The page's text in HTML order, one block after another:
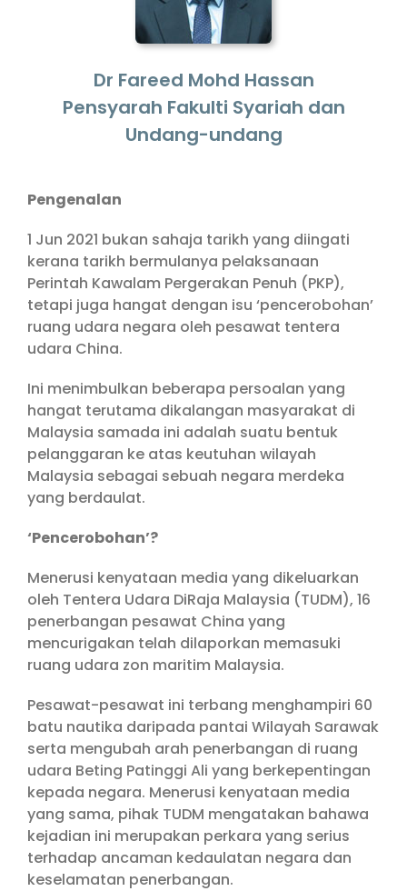
Dr Fareed Mohd Hassan
Pensyarah Fakulti Syariah dan
Undang-undang
Pengenalan
1 Jun 2021 bukan sahaja tarikh yang diingati
kerana tarikh bermulanya pelaksanaan
Perintah Kawalam Pergerakan Penuh (PKP),
tetapi juga hangat dengan isu ‘pencerobohan’
ruang udara negara oleh pesawat tentera
udara China.
Ini menimbulkan beberapa persoalan yang
hangat terutama dikalangan masyarakat di
Malaysia samada ini adalah suatu bentuk
pelanggaran ke atas keutuhan wilayah
Malaysia sebagai sebuah negara merdeka
yang berdaulat.
‘Pencerobohan’?
Menerusi kenyataan media yang dikeluarkan
oleh Tentera Udara DiRaja Malaysia (TUDM), 16
penerbangan pesawat China yang
mencurigakan telah dilaporkan memasuki
ruang udara zon maritim Malaysia.
Pesawat-pesawat ini terbang menghampiri 60
batu nautika daripada pantai Wilayah Sarawak
serta mengubah arah penerbangan di ruang
udara Beting Patinggi Ali yang berkepentingan
kepada negara. Menerusi kenyataan media
yang sama, pihak TUDM mengatakan bahawa
kejadian ini merupakan perkara yang serius
terhadap ancaman kedaulatan negara dan
keselamatan penerbangan.